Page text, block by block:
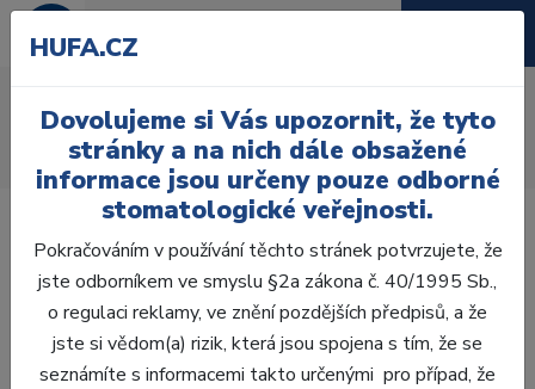
Úvod Zuby
AcryRock
AcryRock frontální H 6 ks S52, B3
HUFA.CZ
Dovolujeme si Vás upozornit, že tyto
stránky a na nich dále obsažené
informace jsou určeny pouze odborné
stomatologické veřejnosti.
Pokračováním v používání těchto stránek potvrzujete, že
jste odborníkem ve smyslu §2a zákona č. 40/1995 Sb.,
o regulaci reklamy, ve znění pozdějších předpisů, a že
jste si vědom(a) rizik, která jsou spojena s tím, že se
seznámíte s informacemi takto určenými pro případ, že